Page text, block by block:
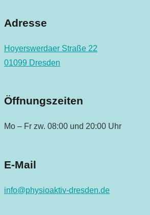
Adresse
Hoyerswerdaer Straße 22
01099 Dresden
Öffnungszeiten
Mo – Fr zw. 08:00 und 20:00 Uhr
E-Mail
info@physioaktiv-dresden.de